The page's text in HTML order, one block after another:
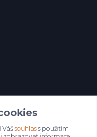
Váš souhlass použitím